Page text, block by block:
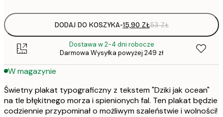
DODAJ DO KOSZYKA-15,90 ZŁ53 ZŁ
Dostawa w 2-4 dni robocze
Darmowa Wysyłka powyżej 249 zł
W magazynie
Świetny plakat typograficzny z tekstem "Dziki jak ocean"
na tle błękitnego morza i spienionych fal. Ten plakat będzie
codziennie przypominał o możliwym szaleństwie i wolności!